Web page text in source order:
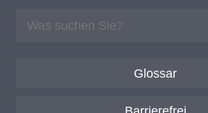
Glossar